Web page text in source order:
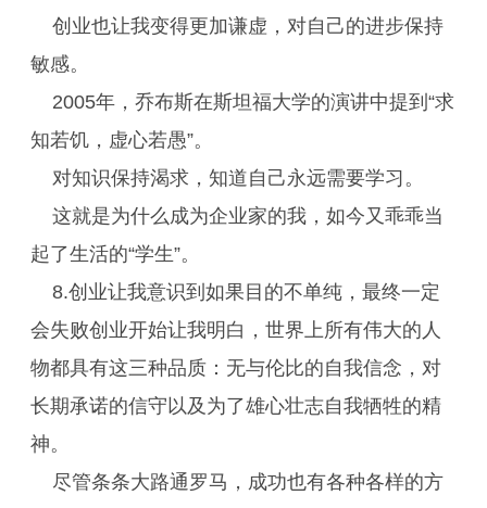
创业也让我变得更加谦虚，对自己的进步保持
敏感。
2005年，乔布斯在斯坦福大学的演讲中提到“求
知若饥，虚心若愚”。
对知识保持渴求，知道自己永远需要学习。
这就是为什么成为企业家的我，如今又乖乖当
起了生活的“学生”。
8.创业让我意识到如果目的不单纯，最终一定
会失败创业开始让我明白，世界上所有伟大的人
物都具有这三种品质：无与伦比的自我信念，对
长期承诺的信守以及为了雄心壮志自我牺牲的精
神。
尽管条条大路通罗马，成功也有各种各样的方